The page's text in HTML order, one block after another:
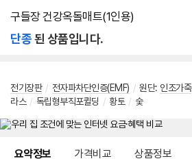
구들장 건강옥돌매트(1인용)
단종된 상품입니다.
전기장판 / 전자파차단인증(EMF) / 원단: 인조가죽
라스 / 독립형부직포퀼딩 / 황토 / 숯
요약정보 가격비교 상품정보